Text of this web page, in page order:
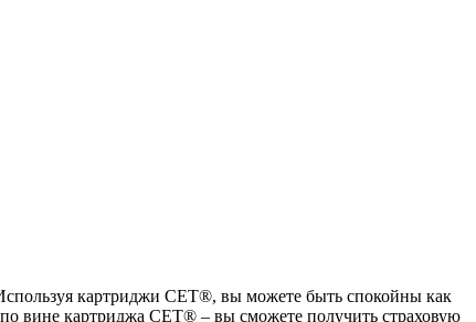
Используя картриджи СЕТ®, вы можете быть спокойны как
по вине картриджа СЕТ® – вы сможете получить страховую